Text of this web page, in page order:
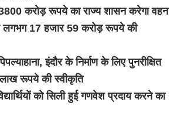
3800 करोड़ रूपये का राज्य शासन करेगा वहन
लगभग 17 हजार 59 करोड़ रूपये की
इंदौर के निर्माण के लिए पुनरीक्षित
रूपये की स्वीकृति
को सिली हुई गणवेश प्रदाय करने का